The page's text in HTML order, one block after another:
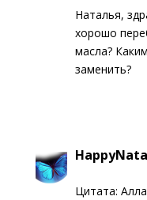
Наталья,
хорошо
масла?
заменить?
Цитата: Алла